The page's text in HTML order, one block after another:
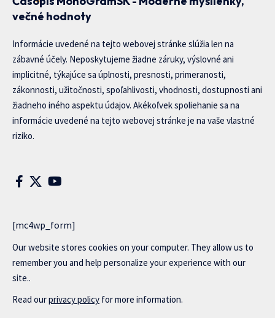
večné hodnoty
Informácie uvedené na tejto webovej stránke slúžia len na
zábavné účely. Neposkytujeme žiadne záruky, výslovné ani
implicitné, týkajúce sa úplnosti, presnosti, primeranosti,
zákonnosti, užitočnosti, spoľahlivosti, vhodnosti, dostupnosti ani
žiadneho iného aspektu údajov. Akékoľvek spoliehanie sa na
informácie uvedené na tejto webovej stránke je na vaše vlastné
riziko.
[mc4wp_form]
Our website stores cookies on your computer. They allow us to
remember you and help personalize your experience with our
site..
Read ourprivacy policy for more information.